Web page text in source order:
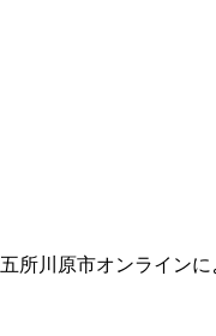
五所川原市オンライン